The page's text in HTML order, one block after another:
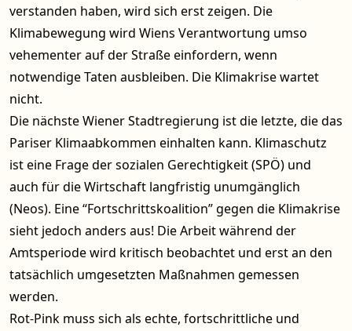
verstanden haben, wird sich erst zeigen. Die
Klimabewegung wird Wiens Verantwortung umso
vehementer auf der Straße einfordern, wenn
notwendige Taten ausbleiben. Die Klimakrise wartet
nicht.
Die nächste Wiener Stadtregierung ist die letzte, die das
Pariser Klimaabkommen einhalten kann. Klimaschutz
ist eine Frage der sozialen Gerechtigkeit (SPÖ) und
auch für die Wirtschaft langfristig unumgänglich
(Neos). Eine “Fortschrittskoalition” gegen die Klimakrise
sieht jedoch anders aus! Die Arbeit während der
Amtsperiode wird kritisch beobachtet und erst an den
tatsächlich umgesetzten Maßnahmen gemessen
werden.
Rot-Pink muss sich als echte, fortschrittliche und